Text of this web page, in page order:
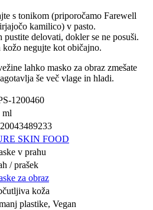
s tonikom (priporočamo Farewell
kamilico) v pasto.
pustite delovati, dokler se ne posuši.
negujte kot običajno.
lahko masko za obraz zmešate
še več vlage in hladi.
1200460
ml
SKIN FOOD
v prahu
/ prašek
za obraz
koža
plastike, Vegan